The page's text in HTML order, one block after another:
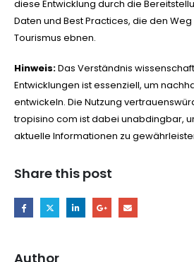
diese Entwicklung durch die
Daten und Best Practices, die den
Tourismus ebnen.
Hinweis:Das Verständnis
Entwicklungen ist essenziell, um
entwickeln. Die Nutzung
tropisino com ist dabei unabdingbar,
aktuelle Informationen zu
Share this post
Author